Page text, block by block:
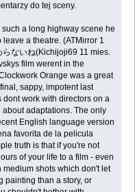
do tej sceny.
a long highway scene he
a theatre. (ATMirror 1
らないね(Kichijoji69 11 mies.
film werent in the
Orange was a great
sappy, impotent last
work with directors on a
adaptations. The only
English language version
favorita de la pelicula
truth is that if you're not
of your life to a film - even
medium shots which don't let
painting than a story, or